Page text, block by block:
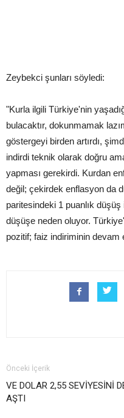
Zeybekci şunları söyledi:
"Kurla ilgili Türkiye'nin
bulacaktır, dokunmamak
göstergeyi birden artırdı,
indirdi teknik olarak doğru
yapması gerekirdi. Kurdan
değil; çekirdek enflasyon da
paritesindeki 1 puanlık
düşüşe neden oluyor.
pozitif; faiz indiriminin
Önceki İçerik
VE DOLAR 2,55 SEVİYESİNİ
AŞTI